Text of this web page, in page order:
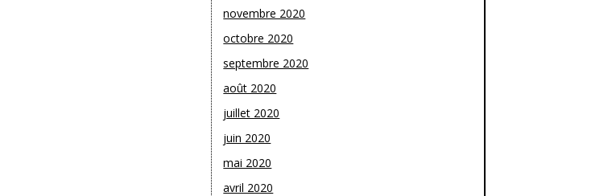
novembre 2020
octobre 2020
septembre 2020
août 2020
juillet 2020
juin 2020
mai 2020
avril 2020